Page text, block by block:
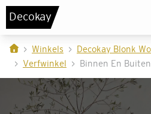
Decokay
Winkels
Decokay Blonk
Verfwinkel
Binnen En